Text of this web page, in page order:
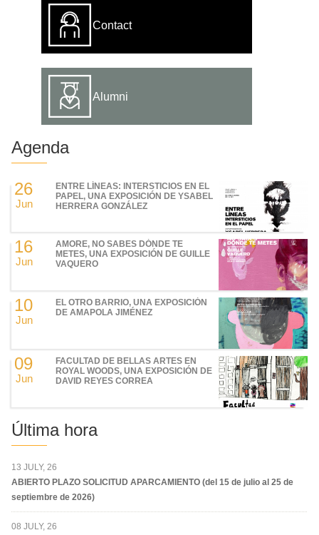
Contact
Alumni
Agenda
26
Jun
ENTRE LÍNEAS: INTERSTICIOS EN EL
PAPEL, UNA EXPOSICIÓN DE YSABEL
HERRERA GONZÁLEZ
16
Jun
AMORE, NO SABES DÓNDE TE
METES, UNA EXPOSICIÓN DE GUILLE
VAQUERO
10
Jun
EL OTRO BARRIO, UNA EXPOSICIÓN
DE AMAPOLA JIMÉNEZ
09
Jun
FACULTAD DE BELLAS ARTES EN
ROYAL WOODS, UNA EXPOSICIÓN DE
DAVID REYES CORREA
Última hora
13 JULY, 26
ABIERTO PLAZO SOLICITUD APARCAMIENTO (del 15 de julio al 25 de
septiembre de 2026)
08 JULY, 26